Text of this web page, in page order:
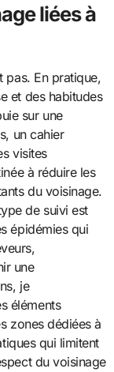
liées à
pas. En pratique,
et des habitudes
sur une
un cahier
visites
à réduire les
du voisinage.
de suivi est
épidémies qui
une
je
éléments
zones dédiées à
qui limitent
du voisinage